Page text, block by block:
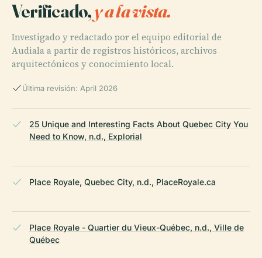
Verificado,y a la vista.
Investigado y redactado por el equipo editorial de
Audiala a partir de registros históricos, archivos
arquitectónicos y conocimiento local.
Última revisión: April 2026
25 Unique and Interesting Facts About Quebec City You
Need to Know, n.d., Explorial
Place Royale, Quebec City, n.d., PlaceRoyale.ca
Place Royale - Quartier du Vieux-Québec, n.d., Ville de
Québec